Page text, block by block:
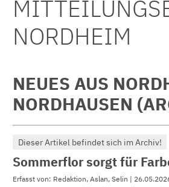
NORDHEIM
NEUES AUS
NORDHAUSEN
Dieser Artikel befindet sich im Archiv!
Sommerflor sorgt für
Erfasst von: Redaktion, Aslan, Selin |